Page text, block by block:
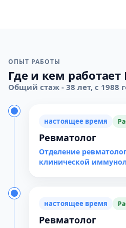
ОПЫТ РАБОТЫ
Где и кем
Общий стаж - 38 лет, с 1988
настоящее время
Ревматолог
Отделение
клинической
настоящее время
Ревматолог